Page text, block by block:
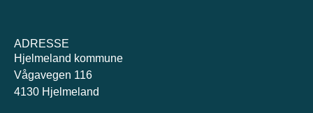
ADRESSE
Hjelmeland kommune
Vågavegen 116
4130 Hjelmeland